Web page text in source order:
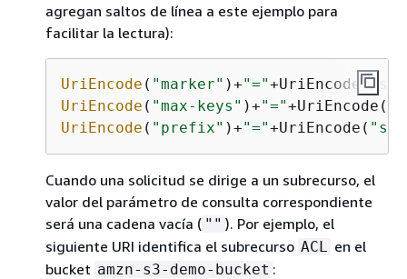
agregan saltos de línea a este ejemplo para
facilitar la lectura):
UriEncode ( "marker" )+"="+UriEncode(
UriEncode ( "max-keys" )+"="+UriEncode(
UriEncode ( "prefix" )+"="+UriEncode(
Cuando una solicitud se dirige a un subrecurso, el
valor del parámetro de consulta correspondiente
será una cadena vacía ( "" ). Por ejemplo, el
siguiente URI identifica el subrecurso ACL
en el
bucket amzn-s3-demo-bucket :